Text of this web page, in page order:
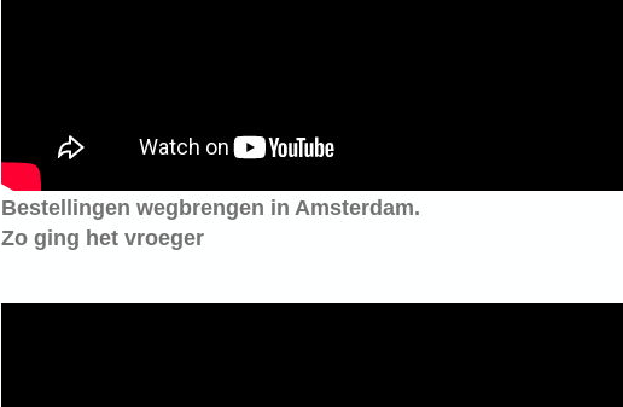
Bestellingen wegbrengen in Amsterdam.
Zo ging het vroeger